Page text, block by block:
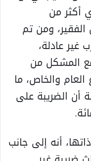
أكثر من
ومن تم
غير عادلة،
المشكل من
والخاص، ما
أن الضريبة على
أنه إلى جانب